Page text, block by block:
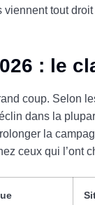
tout
: le
coup. Selon
dans la
la
ceux qui l’ont